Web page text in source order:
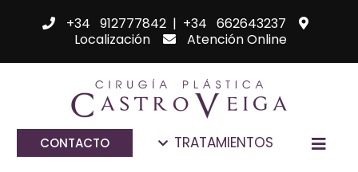
+34 912777842| +34 662643237
Localización
Atención Online
CONTACTO TRATAMIENTOS